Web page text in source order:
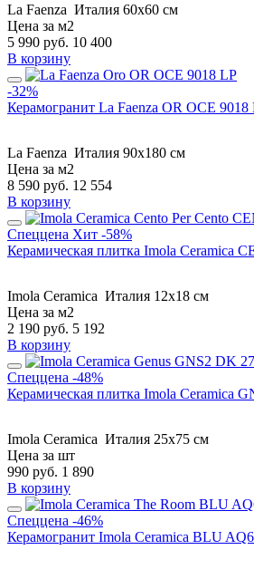
La Faenza Италия 60x60 см
Цена за м2
5 990 руб. 10 400
В корзину
-32%
Керамогранит La Faenza OR OCE 9018
La Faenza Италия 90x180 см
Цена за м2
8 590 руб. 12 554
В корзину
Спеццена Хит -58%
Керамическая плитка Imola Ceramica
Imola Ceramica Италия 12x18 см
Цена за м2
2 190 руб. 5 192
В корзину
Спеццена -48%
Керамическая плитка Imola Ceramica
Imola Ceramica Италия 25x75 см
Цена за шт
990 руб. 1 890
В корзину
Спеццена -46%
Керамогранит Imola Ceramica BLU